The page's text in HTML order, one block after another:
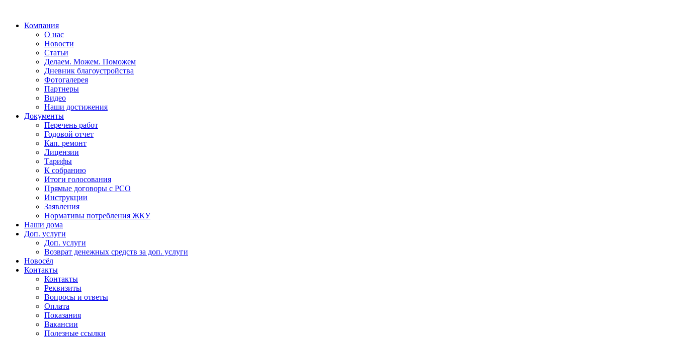
Компания
О нас
Новости
Статьи
Делаем. Можем. Поможем
Дневник благоустройства
Фотогалерея
Партнеры
Видео
Наши достижения
Документы
Перечень работ
Годовой отчет
Кап. ремонт
Лицензии
Тарифы
К собранию
Итоги голосования
Прямые договоры с РСО
Инструкции
Заявления
Нормативы потребления ЖКУ
Наши дома
Доп. услуги
Доп. услуги
Возврат денежных средств за доп. услуги
Новосёл
Контакты
Контакты
Реквизиты
Вопросы и ответы
Оплата
Показания
Вакансии
Полезные ссылки